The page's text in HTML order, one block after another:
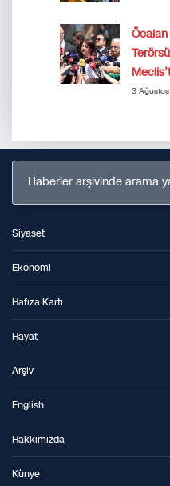
3
Haberler arşivinde arama
Siyaset
Ekonomi
Hafıza Kartı
Hayat
Arşiv
English
Hakkımızda
Künye